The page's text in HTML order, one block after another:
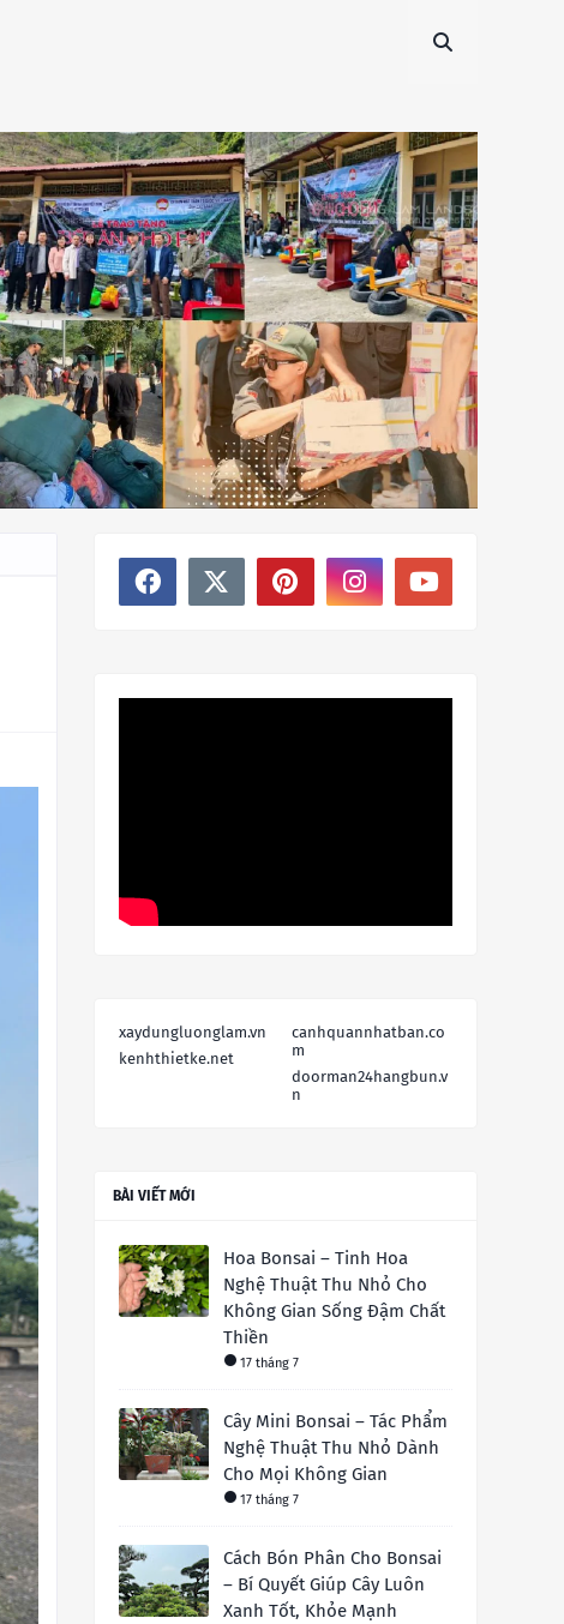
xaydungluonglam.vn
canhquannhatban.co
m
kenhthietke.net
doorman24hangbun.v
n
BÀI VIẾT MỚI
Hoa Bonsai – Tinh Hoa
Nghệ Thuật Thu Nhỏ Cho
Không Gian Sống Đậm Chất
Thiền
17 tháng 7
Cây Mini Bonsai – Tác Phẩm
Nghệ Thuật Thu Nhỏ Dành
Cho Mọi Không Gian
17 tháng 7
Cách Bón Phân Cho Bonsai
– Bí Quyết Giúp Cây Luôn
Xanh Tốt, Khỏe Mạnh